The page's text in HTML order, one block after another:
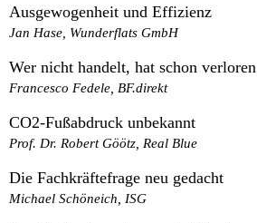
Ausgewogenheit und Effizienz
Jan Hase, Wunderflats GmbH
Wer nicht handelt, hat schon verloren
Francesco Fedele, BF.direkt
CO2-Fußabdruck unbekannt
Prof. Dr. Robert Göötz, Real Blue
Die Fachkräftefrage neu gedacht
Michael Schöneich, ISG